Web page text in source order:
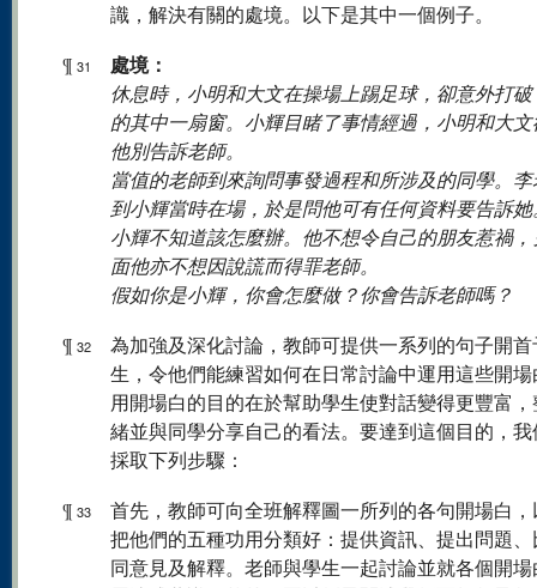
識，解決有關的處境。以下是其中一個例子。
¶ 31 處境：
休息時，小明和大文在操場上踢足球，卻意外打
的其中一扇窗。小輝目睹了事情經過，小明和大
他別告訴老師。
當值的老師到來詢問事發過程和所涉及的同學。
到小輝當時在場，於是問他可有任何資料要告訴她
小輝不知道該怎麼辦。他不想令自己的朋友惹禍
面他亦不想因說謊而得罪老師。
假如你是小輝，你會怎麼做？你會告訴老師嗎？
¶ 32
為加強及深化討論，教師可提供一系列的句子開首
生，令他們能練習如何在日常討論中運用這些開
用開場白的目的在於幫助學生使對話變得更豐富
緒並與同學分享自己的看法。要達到這個目的，
採取下列步驟：
¶ 33
首先，教師可向全班解釋圖一所列的各句開場白
把他們的五種功用分類好：提供資訊、提出問題
同意見及解釋。老師與學生一起討論並就各個開